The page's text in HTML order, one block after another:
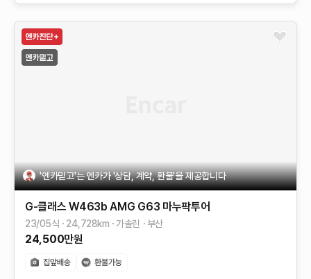
'엔카믿고'는 엔카가 '상담, 계약, 환불'을 제공합니다
G-클래스 W463b AMG G63 마누팍투어
23/05식 24,728km 가솔린 부산
24,500만원